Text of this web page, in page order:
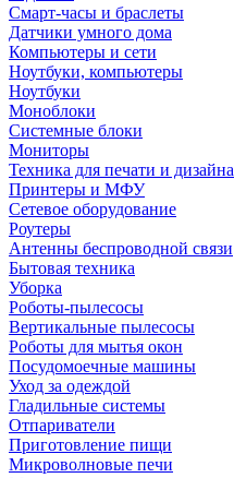
Смарт-часы и браслеты
Датчики умного дома
Компьютеры и сети
Ноутбуки, компьютеры
Ноутбуки
Моноблоки
Системные блоки
Мониторы
Техника для печати и дизайна
Принтеры и МФУ
Сетевое оборудование
Роутеры
Антенны беспроводной связи
Бытовая техника
Уборка
Роботы-пылесосы
Вертикальные пылесосы
Роботы для мытья окон
Посудомоечные машины
Уход за одеждой
Гладильные системы
Отпариватели
Приготовление пищи
Микроволновые печи